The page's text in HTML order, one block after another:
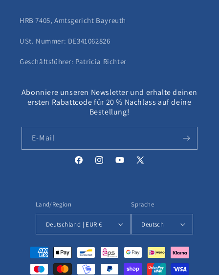
HRB 7405, Amtsgericht Bayreuth
USt. Nummer: DE341062826
Geschäftsführer: Patricia Richter
Abonniere unseren Newsletter und erhalte deinen
ersten Rabattcode für 20 % Nachlass auf deine
Bestellung!
E-Mail
FacebookInstagramYouTube
X
Land/Region
Deutschland | EUR €
Sprache
Deutsch
Zahlungsmethoden